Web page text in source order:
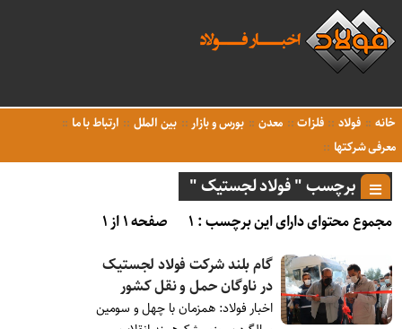
خانه فولاد فلزات معدن بورس و بازار بین الملل
ارتباط با ما
معرفی شرکتها
برچسب " فولاد لجستیک "
مجموع محتوای دارای این برچسب : ۱
صفحه ۱ از ۱
گام بلند شرکت فولاد لجستیک
در ناوگان حمل و نقل کشور
اخبار فولاد: همزمان با چهل و سومین